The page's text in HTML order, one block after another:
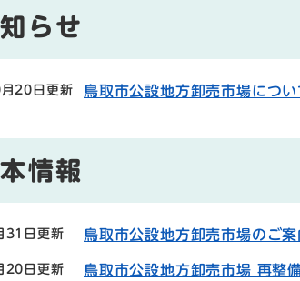
らせ
20日更新 鳥取市公設地方卸売市場につい
情報
31日更新 鳥取市公設地方卸売市場のご案
20日更新 鳥取市公設地方卸売市場 再整